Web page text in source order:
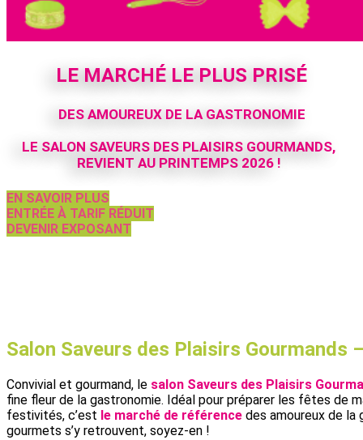
LE MARCHÉ LE PLUS PRISÉ
DES AMOUREUX DE LA GASTRONOMIE
LE SALON SAVEURS DES PLAISIRS GOURMANDS,
REVIENT AU PRINTEMPS 2026 !
EN SAVOIR PLUS
ENTRÉE À TARIF RÉDUIT
DEVENIR EXPOSANT
Salon Saveurs des Plaisirs Gourmands
Convivial et gourmand, le salon Saveurs des Plaisirs
fine fleur de la gastronomie. Idéal pour préparer les fêtes de
festivités, c’est le marché de référence des amoureux de la
gourmets s’y retrouvent, soyez-en !